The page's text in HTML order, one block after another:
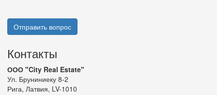
Отправить вопрос
Контакты
ООО "City Real Estate"
Ул. Бруниниеку 8-2
Рига, Латвия, LV-1010